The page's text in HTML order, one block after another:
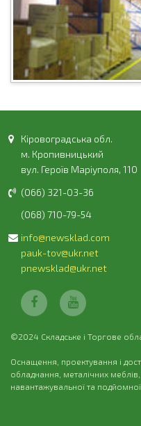
Кіровоградська обл.
м. Кропивницький
вул. Героїв Маріуполя, 110
(066) 321-03-36
(068) 710-79-54
info@newsklad.com
pauk-tov@ukr.net
pnewsklad@ukr.net
©2024 Складське і Торгове
Оснащення, проектування і
обладнання, металічних
навантажувальної та подйомної